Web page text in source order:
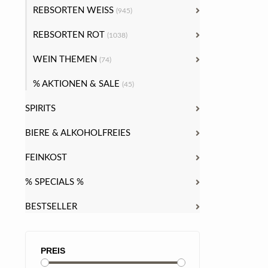
PREIS
REBSORTEN WEISS (945)
REBSORTEN ROT (1038)
WEIN THEMEN (74)
% AKTIONEN & SALE (45)
SPIRITS
BIERE & ALKOHOLFREIES
FEINKOST
% SPECIALS %
BESTSELLER